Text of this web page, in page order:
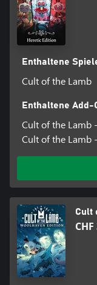
Enthaltene
Cult of the Lamb
Enthaltene Add-
Cult of the Lamb
Cult of the Lamb
Cult